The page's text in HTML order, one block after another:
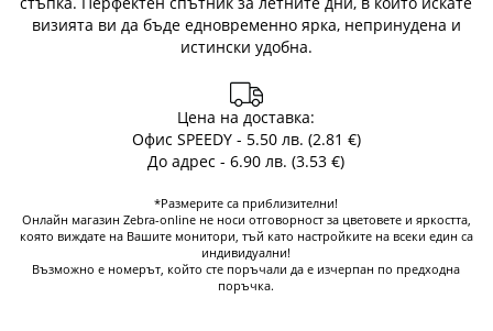
визията ви да бъде едновременно ярка, непринудена и
истински удобна.
Цена на доставка:
Офис SPEEDY - 5.50 лв. (2.81 €)
До адрес - 6.90 лв. (3.53 €)
*Размерите са приблизителни!
Онлайн магазин Zebra-online не носи отговорност за цветовете и яркостта,
която виждате на Вашите монитори, тъй като настройките на всеки един са
индивидуални!
Възможно е номерът, който сте поръчали да е изчерпан по предходна
поръчка.